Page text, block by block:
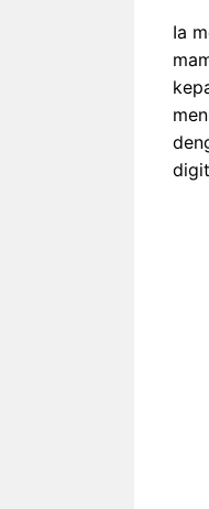
Ia